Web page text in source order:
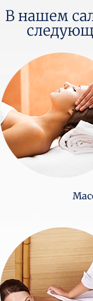
В нашем